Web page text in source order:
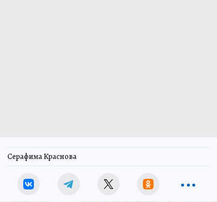
Серафима Краснова